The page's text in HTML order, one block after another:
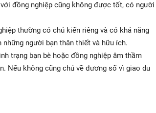
đồng nghiệp cũng không được tốt, có người
thường có chủ kiến riêng và có khả năng
người bạn thân thiết và hữu ích.
trạng bạn bè hoặc đồng nghiệp âm thầm
Nếu không cũng chủ về đương số vì giao du